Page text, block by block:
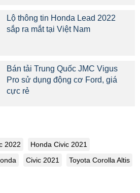
Lộ thông tin Honda Lead 2022
sắp ra mắt tại Việt Nam
Bán tải Trung Quốc JMC Vigus
Pro sử dụng động cơ Ford, giá
cực rẻ
2022
Honda Civic 2021
Civic 2021
Toyota Corolla Altis